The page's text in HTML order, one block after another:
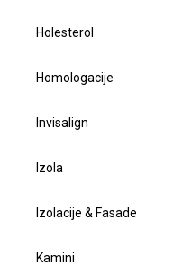
Holesterol
Homologacije
Invisalign
Izola
Izolacije & Fasade
Kamini